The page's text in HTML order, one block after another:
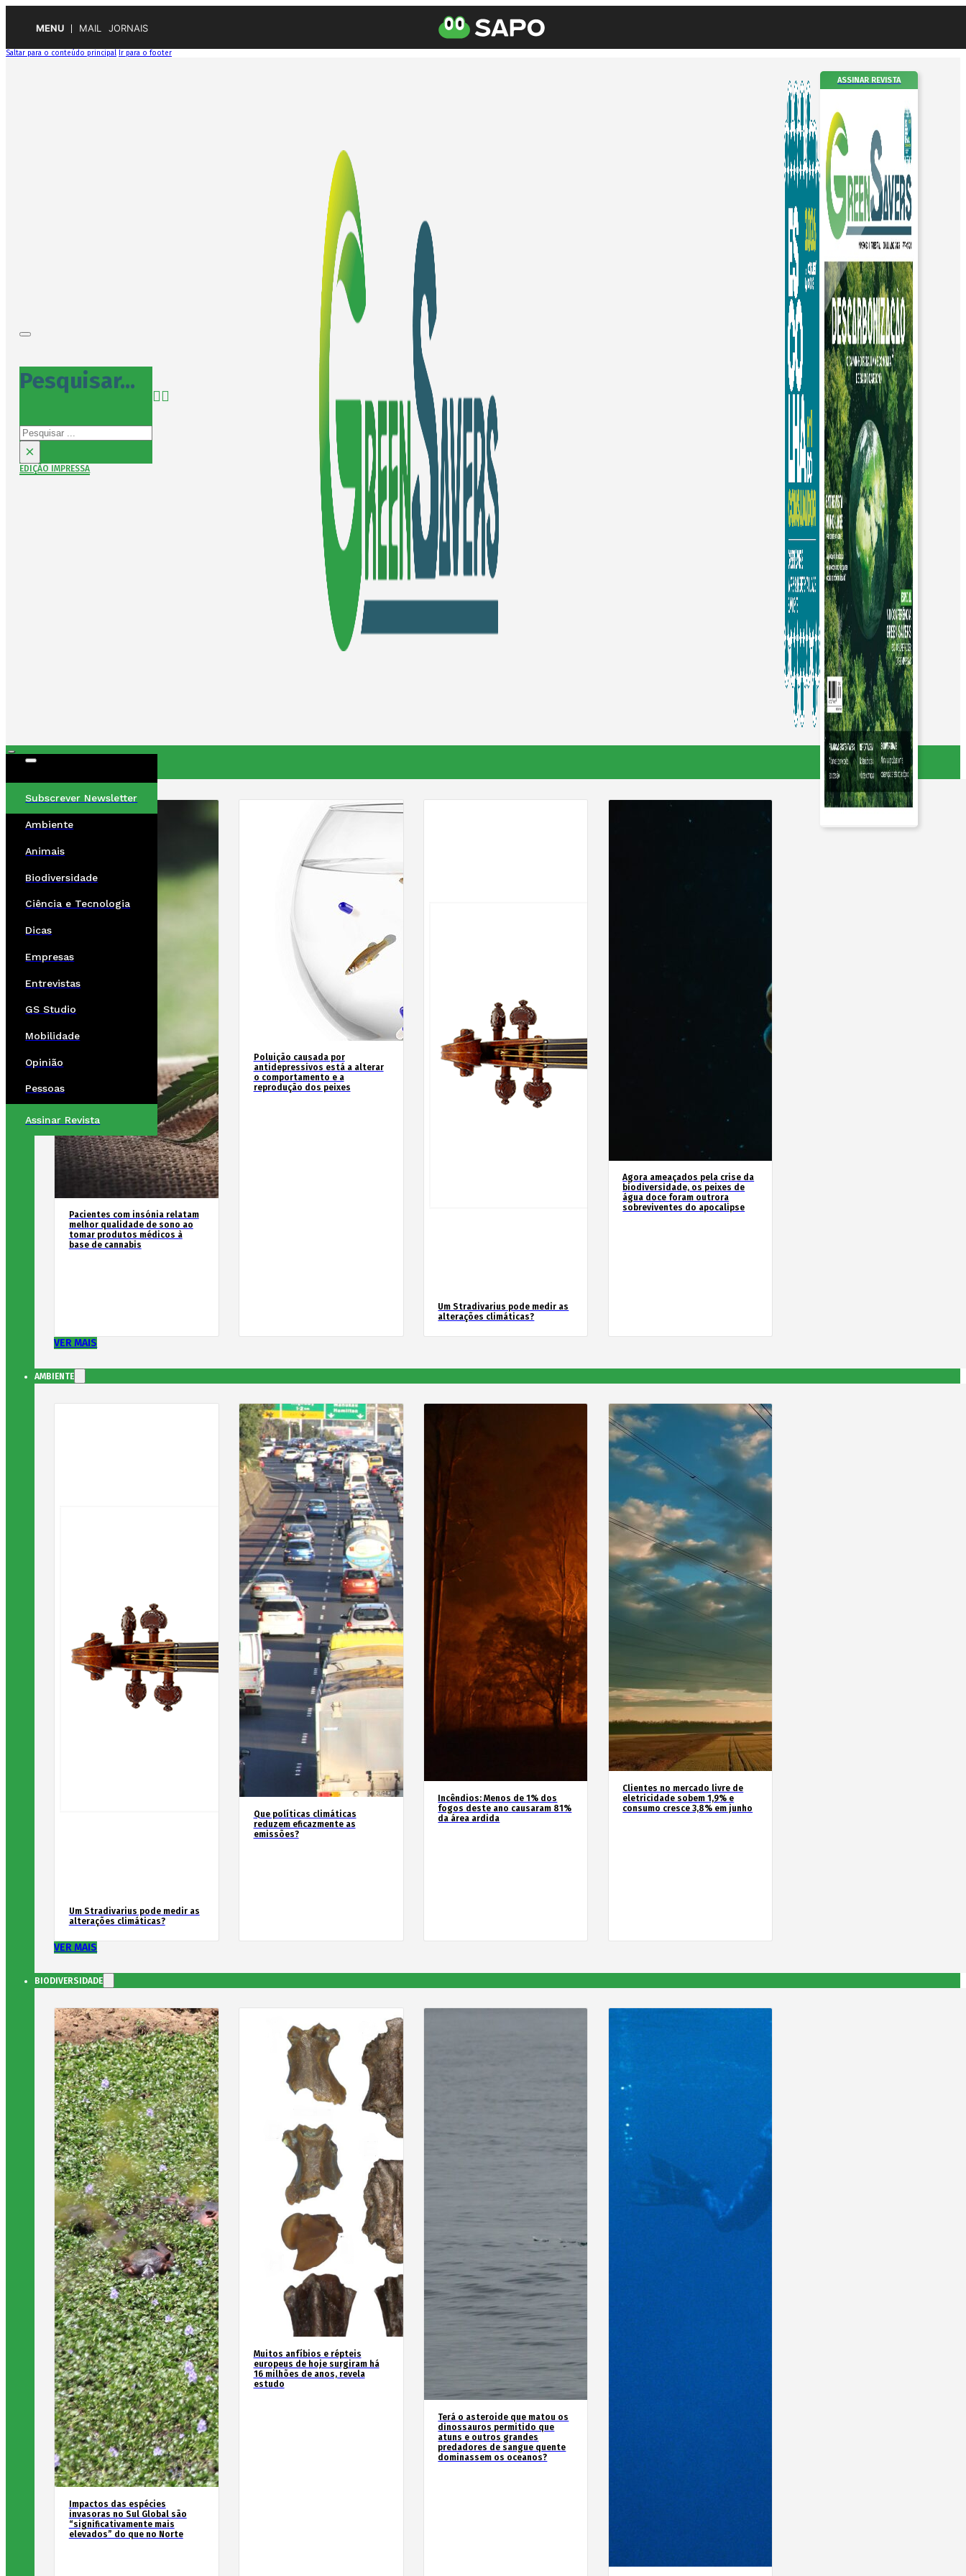
MENU MAIL JORNAIS
Saltar para o conteúdo principal Ir para o footer
Pesquisar...
Pesquisar
×
EDIÇÃO IMPRESSA
ASSINAR REVISTA
Subscrever Newsletter
Ambiente
Animais
Biodiversidade
Ciência e Tecnologia
Dicas
Empresas
Entrevistas
GS Studio
Mobilidade
Opinião
Pessoas
Assinar Revista
Pacientes com insónia relatam
melhor qualidade de sono ao
tomar produtos médicos à
base de cannabis
Poluição causada por
antidepressivos está a alterar
o comportamento e a
reprodução dos peixes
Um Stradivarius pode medir as
alterações climáticas?
Agora ameaçados pela crise da
biodiversidade, os peixes de
água doce foram outrora
sobreviventes do apocalipse
VER MAIS
AMBIENTE
Um Stradivarius pode medir as
alterações climáticas?
Que políticas climáticas
reduzem eficazmente as
emissões?
Incêndios: Menos de 1% dos
fogos deste ano causaram 81%
da área ardida
Clientes no mercado livre de
eletricidade sobem 1,9% e
consumo cresce 3,8% em junho
VER MAIS
BIODIVERSIDADE
Impactos das espécies
invasoras no Sul Global são
“significativamente mais
elevados” do que no Norte
Muitos anfíbios e répteis
europeus de hoje surgiram há
16 milhões de anos, revela
estudo
Terá o asteroide que matou os
dinossauros permitido que
atuns e outros grandes
predadores de sangue quente
dominassem os oceanos?